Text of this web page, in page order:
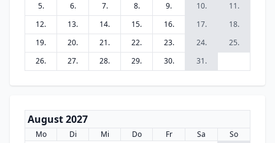
5.
6. 7. 8. 9. 10.
11.
12.
13. 14. 15. 16. 17.
18.
19.
20. 21. 22. 23. 24.
25.
26.
27. 28. 29. 30. 31.
August 2027
Mo Di Mi Do Fr Sa
So